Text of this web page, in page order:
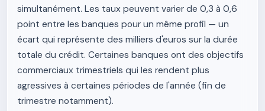
simultanément. Les taux peuvent varier de 0,3 à 0,6
point entre les banques pour un même profil — un
écart qui représente des milliers d'euros sur la durée
totale du crédit. Certaines banques ont des objectifs
commerciaux trimestriels qui les rendent plus
agressives à certaines périodes de l'année (fin de
trimestre notamment).